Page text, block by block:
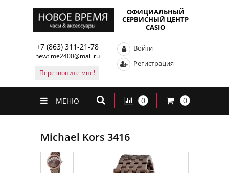
ОФИЦИАЛЬНЫЙ
СЕРВИСНЫЙ ЦЕНТР
CASIO
+7 (863) 311-21-78
newtime2400@mail.ru
Перезвоните мне!
Войти
Регистрация
МЕНЮ 0 0
Michael Kors 3416